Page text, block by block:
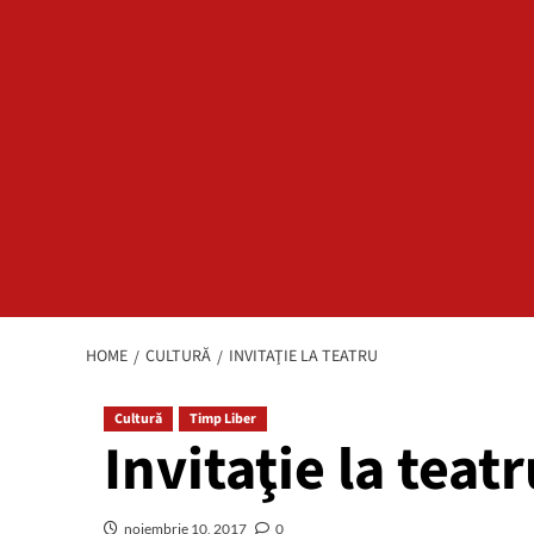
HOME CULTURĂ INVITAŢIE LA TEATRU
Cultură Timp Liber
Invitaţie la
noiembrie 10, 2017 0